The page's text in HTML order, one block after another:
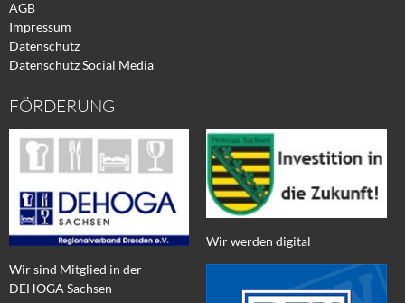
AGB
Impressum
Datenschutz
Datenschutz Social Media
FÖRDERUNG
Wir sind Mitglied in der
DEHOGA Sachsen
Wir werden digital